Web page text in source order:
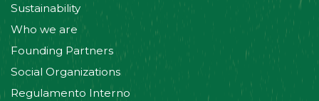
Sustainability
Who we are
Founding Partners
Social Organizations
Regulamento Interno